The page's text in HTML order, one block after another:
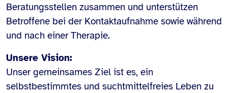
Beratungsstellen zusammen und unterstützen
Betroffene bei der Kontaktaufnahme sowie während
und nach einer Therapie.
Unsere Vision:
Unser gemeinsames Ziel ist es, ein
selbstbestimmtes und suchtmittelfreies Leben zu